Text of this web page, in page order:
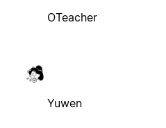
OTeacher
Yuwen